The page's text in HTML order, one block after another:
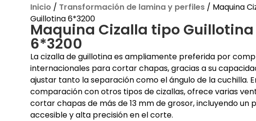
Inicio / Transformación de lamina y perfiles/ Maquina
Guillotina 6*3200
Maquina Cizalla tipo Guillotina
6*3200
La cizalla de guillotina es ampliamente preferida por
internacionales para cortar chapas, gracias a su
ajustar tanto la separación como el ángulo de la cuchilla.
comparación con otros tipos de cizallas, ofrece varias
cortar chapas de más de 13 mm de grosor, incluyendo un
accesible y alta precisión en el corte.